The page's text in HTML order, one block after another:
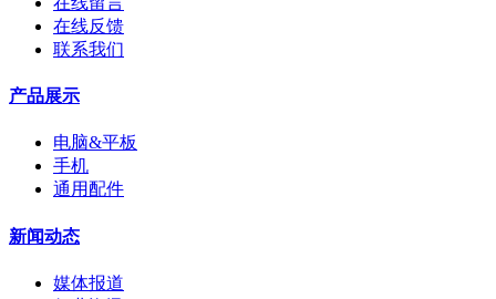
在线反馈
联系我们
产品展示
电脑&平板
手机
通用配件
新闻动态
媒体报道